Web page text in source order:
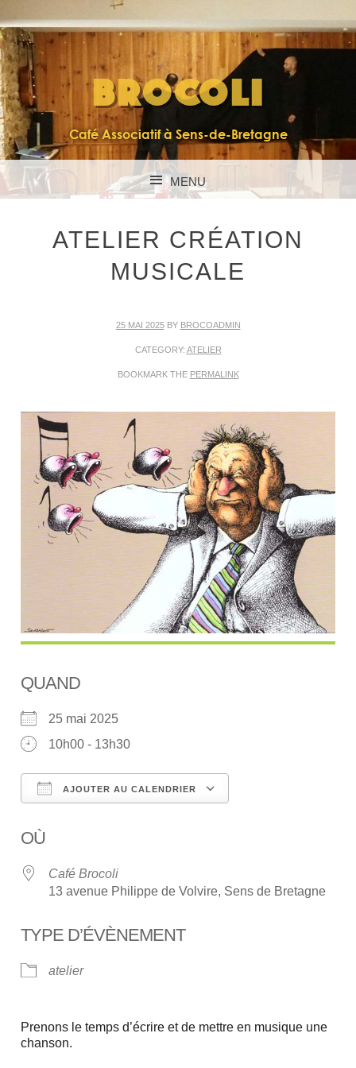
BROCOLI
Café Associatif à Sens-de-Bretagne
MENU
ATELIER CRÉATION
MUSICALE
25 MAI 2025BY BROCOADMIN
CATEGORY: ATELIER
BOOKMARK THE PERMALINK
QUAND
25 mai 2025
10h00 - 13h30
AJOUTER AU CALENDRIER
OÙ
Café Brocoli
13 avenue Philippe de Volvire, Sens de Bretagne
TYPE D’ÉVÈNEMENT
atelier
Prenons le temps d’écrire et de mettre en musique une
chanson.